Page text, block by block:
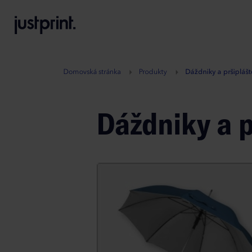
A
Domovská stránka Produkty Dáždniky a
Dáždniky a